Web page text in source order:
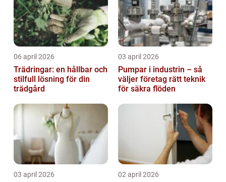
06 april 2026
Trädringar: en hållbar och
stilfull lösning för din
trädgård
03 april 2026
Pumpar i industrin – så
väljer företag rätt teknik
för säkra flöden
03 april 2026 02 april 2026